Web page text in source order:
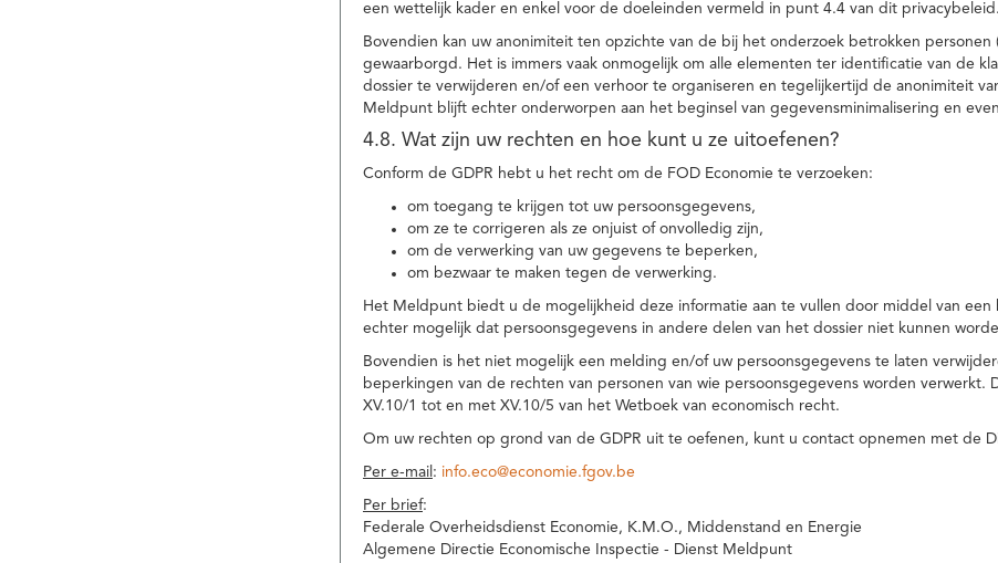
een wettelijk kader en enkel voor de doeleinden vermeld in punt 4.4 van dit privacybeleid.
Bovendien kan uw anonimiteit ten opzichte van de bij het onderzoek betrokken
gewaarborgd. Het is immers vaak onmogelijk om alle elementen ter identificatie van de
dossier te verwijderen en/of een verhoor te organiseren en tegelijkertijd de anonimiteit
Meldpunt blijft echter onderworpen aan het beginsel van gegevensminimalisering en
4.8. Wat zijn uw rechten en hoe kunt u ze uitoefenen?
Conform de GDPR hebt u het recht om de FOD Economie te verzoeken:
om toegang te krijgen tot uw persoonsgegevens,
om ze te corrigeren als ze onjuist of onvolledig zijn,
om de verwerking van uw gegevens te beperken,
om bezwaar te maken tegen de verwerking.
Het Meldpunt biedt u de mogelijkheid deze informatie aan te vullen door middel van
echter mogelijk dat persoonsgegevens in andere delen van het dossier niet kunnen
Bovendien is het niet mogelijk een melding en/of uw persoonsgegevens te laten
beperkingen van de rechten van personen van wie persoonsgegevens worden verwerkt.
XV.10/1 tot en met XV.10/5 van het Wetboek van economisch recht.
Om uw rechten op grond van de GDPR uit te oefenen, kunt u contact opnemen met de
Per e-mail : info.eco@economie.fgov.be
Per brief:
Federale Overheidsdienst Economie, K.M.O., Middenstand en Energie
Algemene Directie Economische Inspectie - Dienst Meldpunt